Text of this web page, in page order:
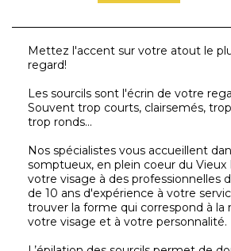
Mettez l'accent sur votre atout le
regard!
Les sourcils sont l'écrin de votre
Souvent trop courts, clairsemés,
trop ronds...
Nos spécialistes vous accueillent
somptueux, en plein coeur du Vieux
votre visage à des professionnelles
de 10 ans d'expérience à votre
trouver la forme qui correspond à la
votre visage et à votre personnalité.